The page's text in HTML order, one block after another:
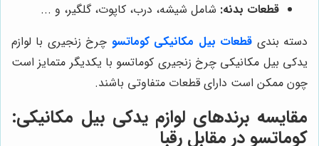
قطعات بدنه: شامل شیشه، درب، کاپوت، گلگیر، و ...
دسته بندی قطعات بیل مکانیکی کوماتسو چرخ زنجیری با لوازم
یدکی بیل مکانیکی چرخ زنجیری کوماتسو با یکدیگر متمایز است
چون ممکن است دارای قطعات متفاوتی باشند.
مقایسه برندهای لوازم یدکی بیل مکانیکی:
کوماتسو در مقابل رقبا